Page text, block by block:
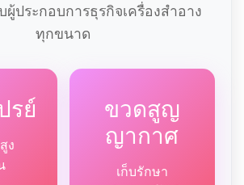
ผู้ประกอบการธุรกิจเครื่องสำอาง
ทุกขนาด
รย์
ง
ขวดสูญ
ญากาศ
เก็บรักษา